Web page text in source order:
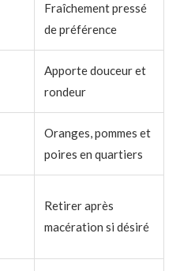
Fraîchement pressé
de préférence
Apporte douceur et
rondeur
Oranges, pommes et
poires en quartiers
Retirer après
macération si désiré